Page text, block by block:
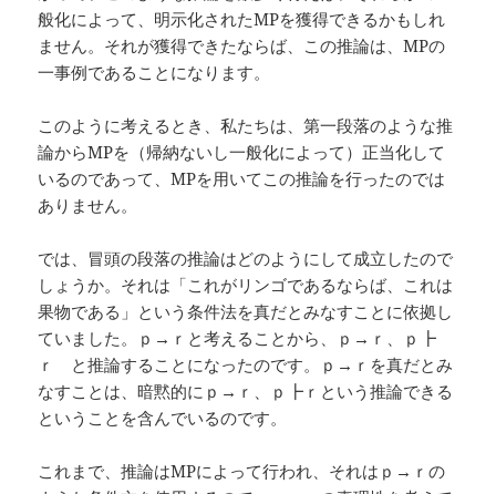
般化によって、明示化されたMPを獲得できるかもしれ
ません。それが獲得できたならば、この推論は、MPの
一事例であることになります。
このように考えるとき、私たちは、第一段落のような推
論からMPを（帰納ないし一般化によって）正当化して
いるのであって、MPを用いてこの推論を行ったのでは
ありません。
では、冒頭の段落の推論はどのようにして成立したので
しょうか。それは「これがリンゴであるならば、これは
果物である」という条件法を真だとみなすことに依拠し
ていました。ｐ→ｒと考えることから、ｐ→ｒ、ｐ┣
ｒ と推論することになったのです。ｐ→ｒを真だとみ
なすことは、暗黙的にｐ→ｒ、ｐ┣ｒという推論できる
ということを含んでいるのです。
これまで、推論はMPによって行われ、それはｐ→ｒの